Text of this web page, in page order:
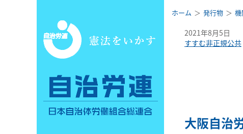
ホーム 発行物
2021年8月5日
すすむ非正規公共
大阪自治